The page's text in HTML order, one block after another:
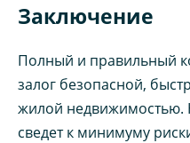
Заключение
Полный и правильный
залог безопасной,
жилой недвижимостью.
сведет к минимуму